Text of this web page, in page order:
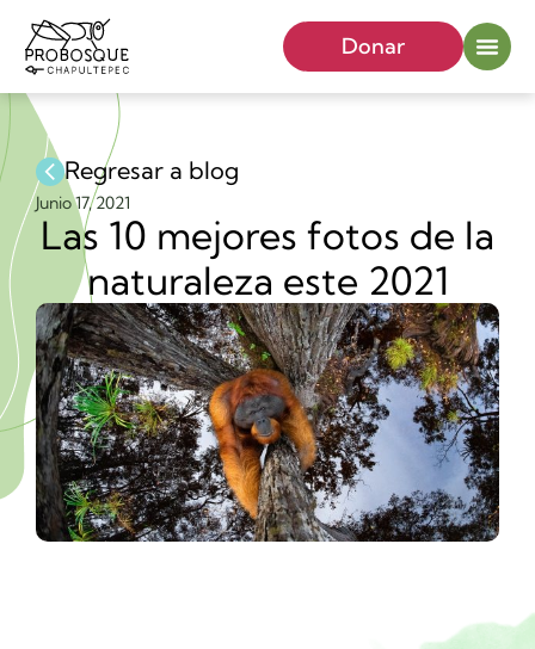
Donar
Regresar a blog
Junio 17, 2021
Las 10 mejores fotos de la
naturaleza este 2021